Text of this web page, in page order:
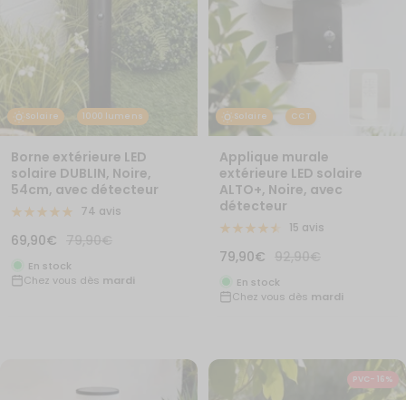
Solaire 1000 lumens
Borne extérieure LED
solaire DUBLIN, Noire,
54cm, avec détecteur
74 avis
Prix
de
vente
69,90€
Prix
normal
79,90€
En stock
Chez vous dès mardi
Solaire CCT
Applique murale
extérieure LED solaire
ALTO+, Noire, avec
détecteur
15 avis
Prix
de
vente
79,90€
Prix
normal
92,90€
En stock
Chez vous dès mardi
PVC- 16%